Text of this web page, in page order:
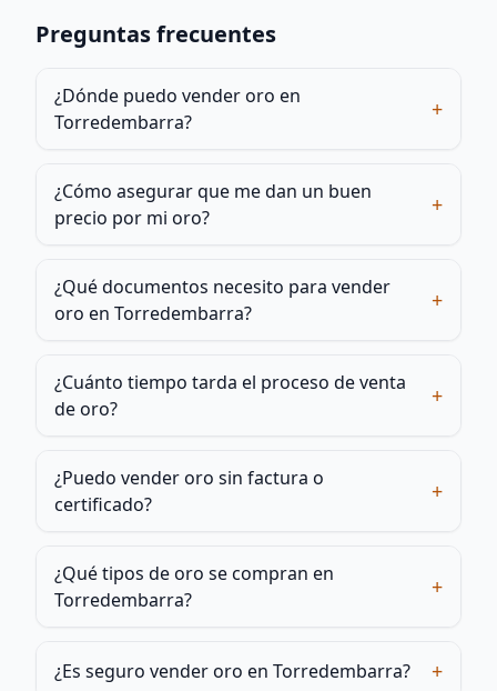
Preguntas frecuentes
¿Dónde puedo vender oro en
Torredembarra?
+
¿Cómo asegurar que me dan un buen
precio por mi oro?
+
¿Qué documentos necesito para vender
oro en Torredembarra?
+
¿Cuánto tiempo tarda el proceso de venta
de oro?
+
¿Puedo vender oro sin factura o
certificado?
+
¿Qué tipos de oro se compran en
Torredembarra?
+
¿Es seguro vender oro en Torredembarra? +